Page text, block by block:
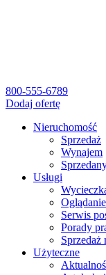
800-555-6789
Dodaj ofertę
Nieruchomość
Sprzedaż
Wynajem
Usługi
Serwis
Porady
Sprzedaż
Użyteczne